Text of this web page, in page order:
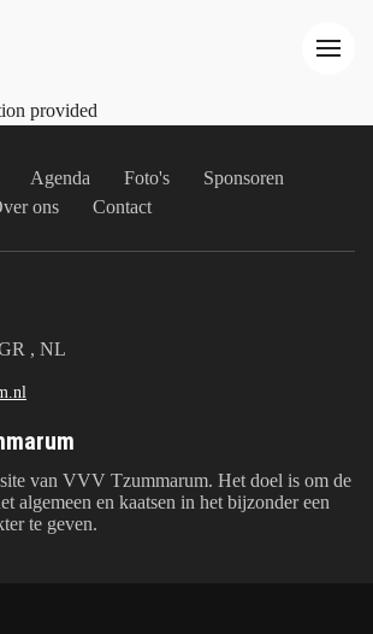
provided
Agenda Foto's
Sponsoren
ons
Contact
, NL
van VVV Tzummarum. Het doel is om de
algemeen en kaatsen in het bijzonder een
te geven.